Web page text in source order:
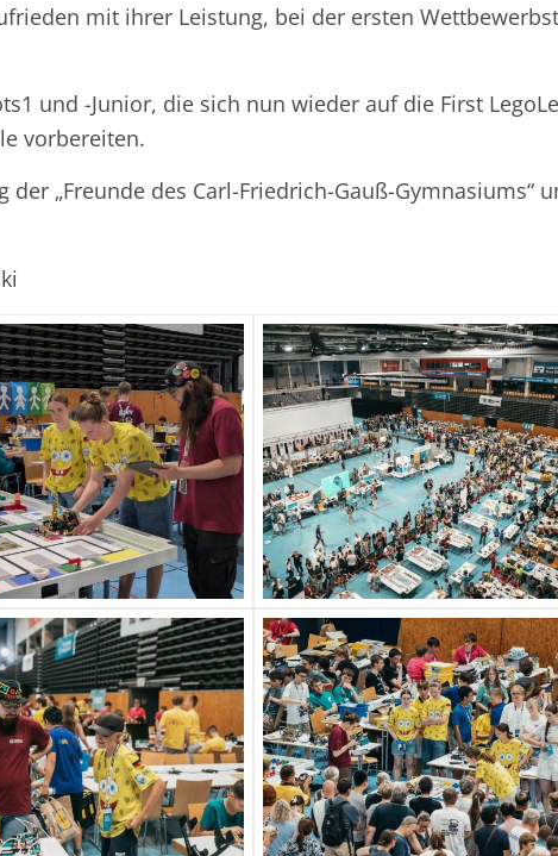
mit ihrer Leistung, bei der ersten
und -Junior, die sich nun wieder auf die First
vorbereiten.
„Freunde des Carl-Friedrich-Gauß-Gymnasiums“